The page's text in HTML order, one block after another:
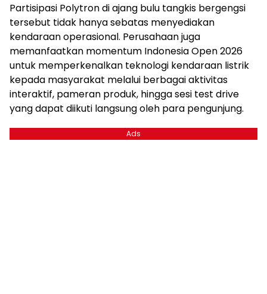
Partisipasi Polytron di ajang bulu tangkis bergengsi
tersebut tidak hanya sebatas menyediakan
kendaraan operasional. Perusahaan juga
memanfaatkan momentum Indonesia Open 2026
untuk memperkenalkan teknologi kendaraan listrik
kepada masyarakat melalui berbagai aktivitas
interaktif, pameran produk, hingga sesi test drive
yang dapat diikuti langsung oleh para pengunjung.
Ads